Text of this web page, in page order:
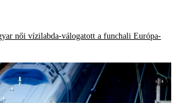
női vízilabda-válogatott a funchali Európa-